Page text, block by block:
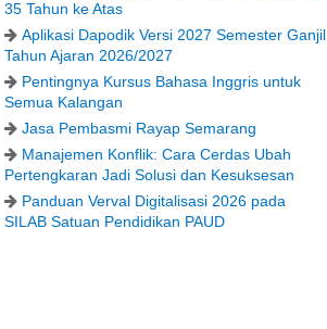
35 Tahun ke Atas
Aplikasi Dapodik Versi 2027 Semester Ganjil
Tahun Ajaran 2026/2027
Pentingnya Kursus Bahasa Inggris untuk
Semua Kalangan
Jasa Pembasmi Rayap Semarang
Manajemen Konflik: Cara Cerdas Ubah
Pertengkaran Jadi Solusi dan Kesuksesan
Panduan Verval Digitalisasi 2026 pada
SILAB Satuan Pendidikan PAUD